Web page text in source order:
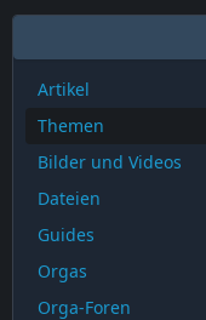
Artikel
Themen
Bilder und Videos
Dateien
Guides
Orgas
Orga-Foren